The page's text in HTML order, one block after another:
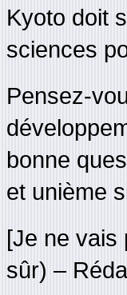
Kyoto doit
sciences
Pensez-
bonne
et unième
[Je ne vais
sûr) –